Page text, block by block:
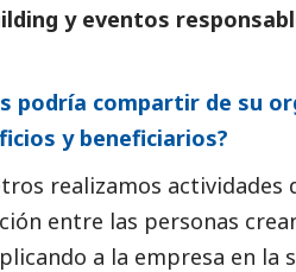
y eventos
podría compartir de su
y beneficiarios?
realizamos actividades
entre las personas
a la empresa en la